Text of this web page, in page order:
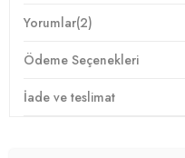
-Fırfır detaylı
Manken Ölçüsü :Boy :
/ Basen : 89 cm / Beden : M
Yorumlar(2)
Ödeme Seçenekleri
İade ve teslimat